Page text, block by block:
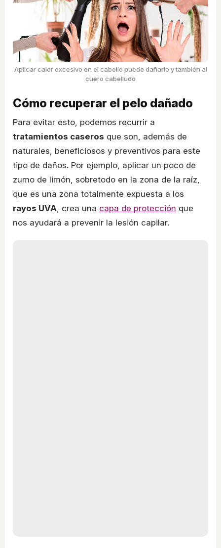
Aplicar calor excesivo en el cabello puede dañarlo y también al
cuero cabelludo
Cómo recuperar el pelo dañado
Para evitar esto, podemos recurrir a
tratamientos caseros que son, además de
naturales, beneficiosos y preventivos para este
tipo de daños. Por ejemplo, aplicar un poco de
zumo de limón, sobretodo en la zona de la raíz,
que es una zona totalmente expuesta a los
rayos UVA, crea una capa de protección que
nos ayudará a prevenir la lesión capilar.